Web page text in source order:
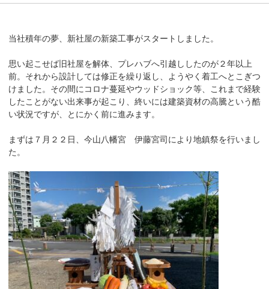
当社積年の夢、新社屋の新築工事がスタートしました。
思い起こせば旧社屋を解体、プレハブへ引越ししたのが２年以上
前。それから設計しては修正を繰り返し、ようやく着工へとこぎつ
けました。その間にコロナ蔓延やウッドショック等、これまで経験
したことがない出来事が起こり、終いには建築資材の高騰という酷
い状況ですが、とにかく前に進みます。
まずは７月２２日、今山八幡宮 伊藤宮司により地鎮祭を行いまし
た。